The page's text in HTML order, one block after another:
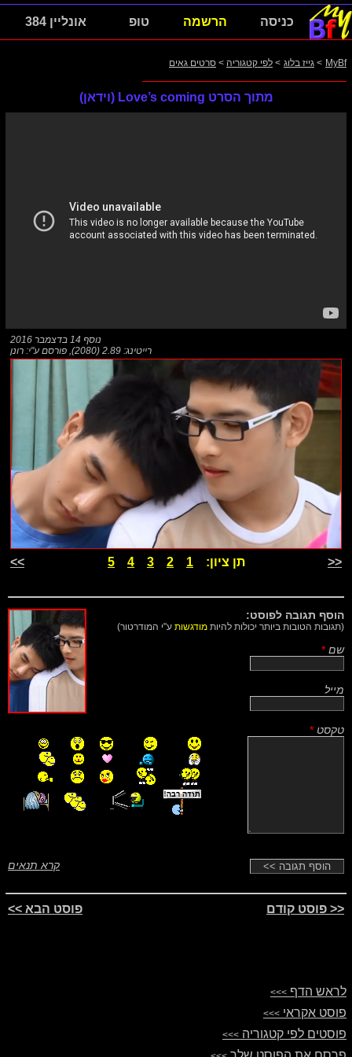
כניסה הרשמה טופ אונליין 384
MyBf
> גייז בלוג > לפי קטגוריה > סרטים גאים
מתוך הסרט Love’s coming (וידאן)
נוסף 14 בדצמבר 2016
רייטינג: 2.89 (2080)
פורסם ע"י: רונן
<< תן ציון: 1
2
3
4
5
>>
הוסף תגובה לפוסט:
(תגובות הטובות ביותר יכולות להיות מודגשות ע"י המודרטור)
שם *
מייל
טקסט *
קרא תנאים
<< פוסט קודם פוסט הבא >>
לראש הדף >>>
פוסט אקראי >>>
פוסטים לפי קטגוריה >>>